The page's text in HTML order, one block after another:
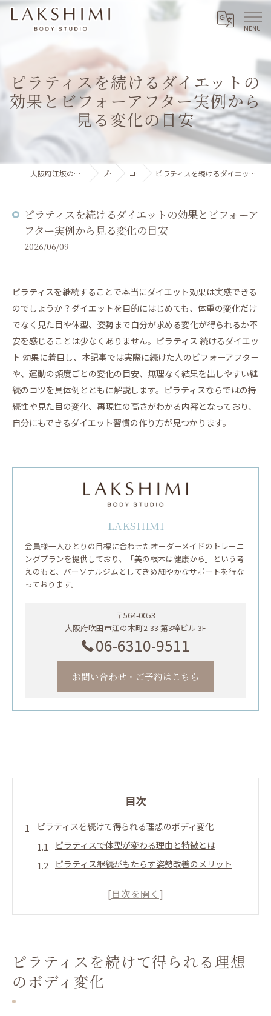
ピラティスを続けるダイエットの
効果とビフォーアフター実例から
見る変化の目安
大阪府江坂のパーソナルジムならLAKSHIMI ブログ コラム ピラティスを続けるダイエットの効果とビフォーアフター実例から見る変化の目安
ピラティスを続けるダイエットの効果とビフォーア
フター実例から見る変化の目安
2026/06/09
ピラティスを継続することで本当にダイエット効果は実感できる
のでしょうか？ダイエットを目的にはじめても、体重の変化だけ
でなく見た目や体型、姿勢まで自分が求める変化が得られるか不
安を感じることは少なくありません。ピラティス 続けるダイエッ
ト 効果に着目し、本記事では実際に続けた人のビフォーアフター
や、運動の頻度ごとの変化の目安、無理なく結果を出しやすい継
続のコツを具体例とともに解説します。ピラティスならではの持
続性や見た目の変化、再現性の高さがわかる内容となっており、
自分にもできるダイエット習慣の作り方が見つかります。
LAKSHIMI
会員様一人ひとりの目標に合わせたオーダーメイドのトレーニ
ングプランを提供しており、「美の根本は健康から」という考
えのもと、パーソナルジムとしてきめ細やかなサポートを行な
っております。
〒564-0053
大阪府吹田市江の木町2-33 第3梓ビル 3F
06-6310-9511
お問い合わせ・ご予約はこちら
目次
ピラティスを続けて得られる理想のボディ変化
ピラティスで体型が変わる理由と特徴とは
ピラティス継続がもたらす姿勢改善のメリット
ピラティスならではの痩せたビフォーアフターに
運動初心者でも続けやすいピラティスの魅力
ビフォーアフターから見るピラティスのダイエット効
果
ピラティスを続けて得られる理想
のボディ変化